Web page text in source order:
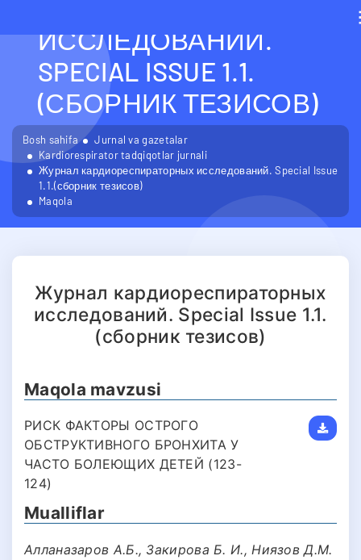
ИССЛЕДОВАНИЙ.
SPECIAL ISSUE 1.1.
(СБОРНИК ТЕЗИСОВ)
Bosh sahifa
Jurnal va gazetalar
Kardiorespirator tadqiqotlar jurnali
Журнал кардиореспираторных исследований. Special Issue
1.1.(сборник тезисов)
Maqola
Журнал кардиореспираторных
исследований. Special Issue 1.1.
(сборник тезисов)
Maqola mavzusi
РИСК ФАКТОРЫ ОСТРОГО
ОБСТРУКТИВНОГО БРОНХИТА У
ЧАСТО БОЛЕЮЩИХ ДЕТЕЙ (123-
124)
Mualliflar
Алланазаров А.Б., Закирова Б. И., Ниязов Д.М.